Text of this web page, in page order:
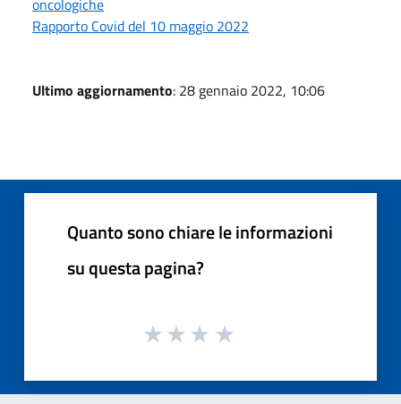
Rapporto Covid del 10 maggio 2022
Ultimo aggiornamento: 28 gennaio 2022, 10:06
Quanto sono chiare le informazioni
su questa pagina?